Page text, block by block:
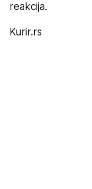
reakcija.
Kurir.rs